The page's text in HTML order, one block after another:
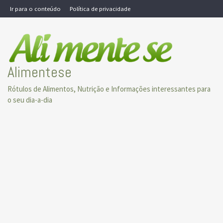
Skip
to
Ir para o conteúdo Política de privacidade
Alimentese
Rótulos de Alimentos, Nutrição e Informações interessantes para
o seu dia-a-dia